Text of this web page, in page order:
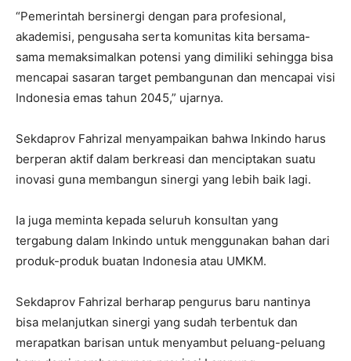
“Pemerintah bersinergi dengan para profesional,
akademisi, pengusaha serta komunitas kita bersama-
sama memaksimalkan potensi yang dimiliki sehingga bisa
mencapai sasaran target pembangunan dan mencapai visi
Indonesia emas tahun 2045,” ujarnya.
Sekdaprov Fahrizal menyampaikan bahwa Inkindo harus
berperan aktif dalam berkreasi dan menciptakan suatu
inovasi guna membangun sinergi yang lebih baik lagi.
Ia juga meminta kepada seluruh konsultan yang
tergabung dalam Inkindo untuk menggunakan bahan dari
produk-produk buatan Indonesia atau UMKM.
Sekdaprov Fahrizal berharap pengurus baru nantinya
bisa melanjutkan sinergi yang sudah terbentuk dan
merapatkan barisan untuk menyambut peluang-peluang